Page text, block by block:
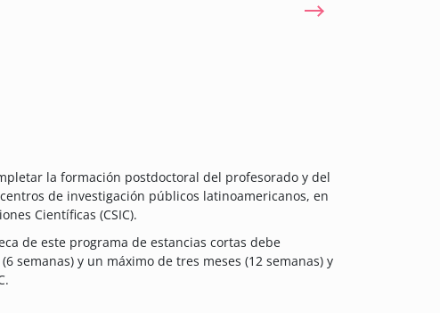
la formación postdoctoral del profesorado y del
de investigación públicos latinoamericanos, en
Científicas (CSIC).
de este programa de estancias cortas debe
semanas) y un máximo de tres meses (12 semanas) y